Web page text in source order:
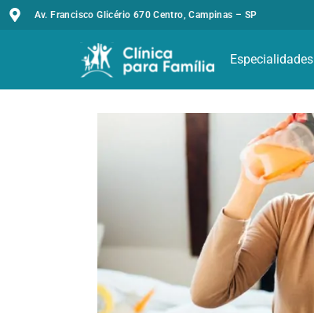
Av. Francisco Glicério 670 Centro, Campinas – SP
Especialidades